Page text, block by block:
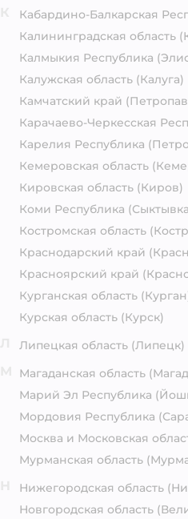
Кабардино-Балкарская
Калининградская область
Калмыкия Республика
Калужская область (Калуга)
Камчатский край
Карачаево-Черкесская
Карелия Республика
Кемеровская область
Кировская область (Киров)
Коми Республика
Костромская область
Краснодарский край
Красноярский край
Курганская область
Курская область (Курск)
Липецкая область (Липецк)
Магаданская область
Марий Эл Республика
Мордовия Республика
Москва и Московская
Мурманская область
Нижегородская область
Новгородская область